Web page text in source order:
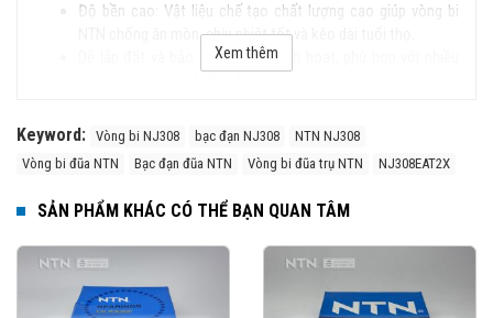
Độ bền cao: Vật liệu chế tạo chất lượng cao giúp vòng bi
NTN chống ăn mòn, chịu nhiệt tốt và kéo dài tuổi thọ.
Dễ lắp đặt và bảo trì: Thiết kế linh hoạt, phù hợp với nhiều
Phân loại vòng bi đũa trụ NTN
Vòng bi đũa trụ NTN được chia thành nhiều loại tùy theo cấu trúc
Vòng bi đũa trụ một dãy (Single Row Cylindrical Roller
Vòng bi đũa trụ hai dãy (Double Row Cylindrical Roller
Bearings): Chịu tải trọng lớn hơn, ứng dụng trong máy móc
hạng nặng.
Xem thêm
Keyword: Vòng bi NJ308 bạc đạn NJ308
NTN NJ308
Vòng bi đũa NTN
Bạc đạn đũa NTN Vòng bi đũa trụ NTN NJ308EAT2X
SẢN PHẨM KHÁC CÓ THỂ BẠN QUAN TÂM